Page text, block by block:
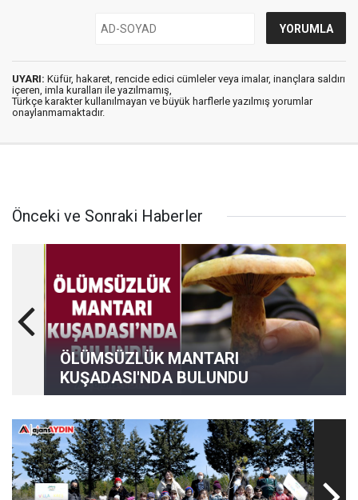
UYARI: Küfür, hakaret, rencide edici cümleler veya imalar, inançlara saldırı
içeren, imla kuralları ile yazılmamış,
Türkçe karakter kullanılmayan ve büyük harflerle yazılmış yorumlar
onaylanmamaktadır.
Önceki ve Sonraki Haberler
ÖLÜMSÜZLÜK MANTARI
KUŞADASI'NDA BULUNDU